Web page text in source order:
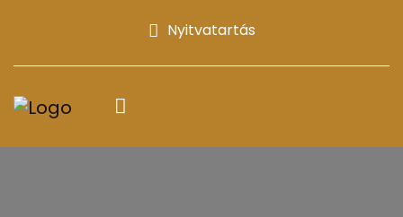
Nyitvatartás